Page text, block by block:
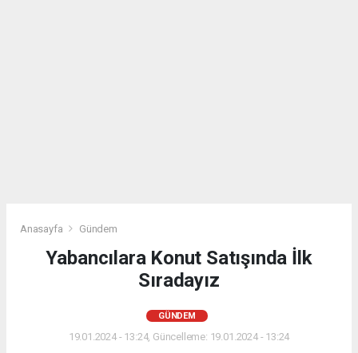
Anasayfa Gündem
Yabancılara Konut Satışında İlk
Sıradayız
GÜNDEM
19.01.2024 - 13:24, Güncelleme: 19.01.2024 - 13:24